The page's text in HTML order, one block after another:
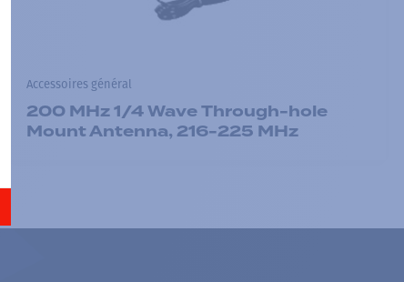
Accessoires général
200 MHz 1/4 Wave Through-hole
Mount Antenna, 216-225 MHz